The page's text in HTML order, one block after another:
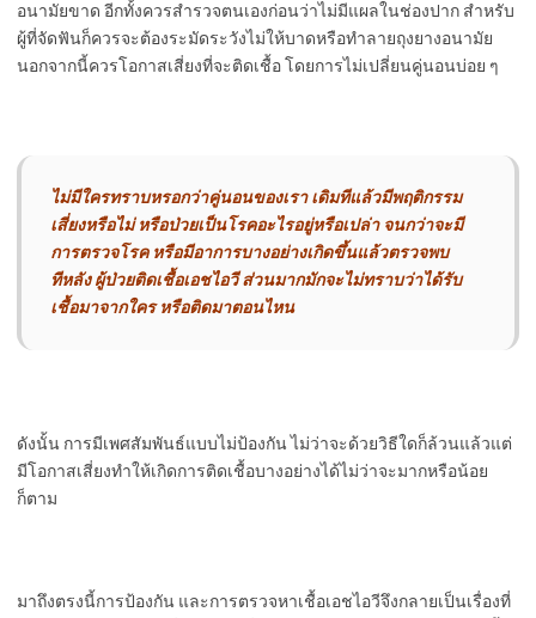
อนามัยขาด อีกทั้งควรสำรวจตนเองก่อนว่าไม่มีแผลในช่องปาก สำหรับ
ผู้ที่จัดฟันก็ควรจะต้องระมัดระวังไม่ให้บาดหรือทำลายถุงยางอนามัย
นอกจากนี้ควรโอกาสเสี่ยงที่จะติดเชื้อ โดยการไม่เปลี่ยนคู่นอนบ่อย ๆ
ไม่มีใครทราบหรอกว่าคู่นอนของเรา เดิมทีแล้วมีพฤติกรรม
เสี่ยงหรือไม่ หรือป่วยเป็นโรคอะไรอยู่หรือเปล่า จนกว่าจะมี
การตรวจโรค หรือมีอาการบางอย่างเกิดขึ้นแล้วตรวจพบ
ทีหลัง ผู้ป่วยติดเชื้อเอชไอวี ส่วนมากมักจะไม่ทราบว่าได้รับ
เชื้อมาจากใคร หรือติดมาตอนไหน
ดังนั้น การมีเพศสัมพันธ์แบบไม่ป้องกัน ไม่ว่าจะด้วยวิธีใดก็ล้วนแล้วแต่
มีโอกาสเสี่ยงทำให้เกิดการติดเชื้อบางอย่างได้ไม่ว่าจะมากหรือน้อย
ก็ตาม
มาถึงตรงนี้การป้องกัน และการตรวจหาเชื้อเอชไอวีจึงกลายเป็นเรื่องที่